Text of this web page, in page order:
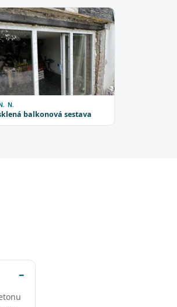
N.
balkonová sestava